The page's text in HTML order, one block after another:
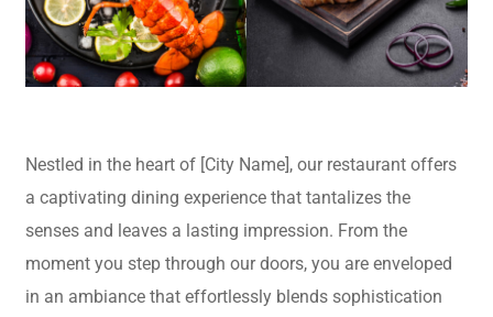
Nestled in the heart of [City Name], our restaurant offers
a captivating dining experience that tantalizes the
senses and leaves a lasting impression. From the
moment you step through our doors, you are enveloped
in an ambiance that effortlessly blends sophistication